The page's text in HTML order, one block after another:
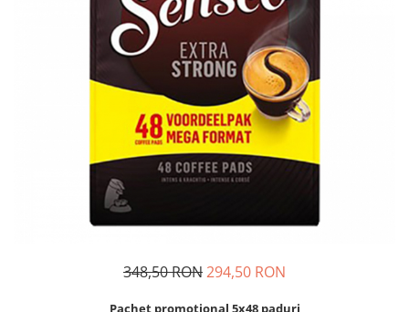
Illy Iperespresso
Nespresso Professional
Cafea Solubila
348,50 RON294,50 RON
Pachet promotional 5x48 paduri